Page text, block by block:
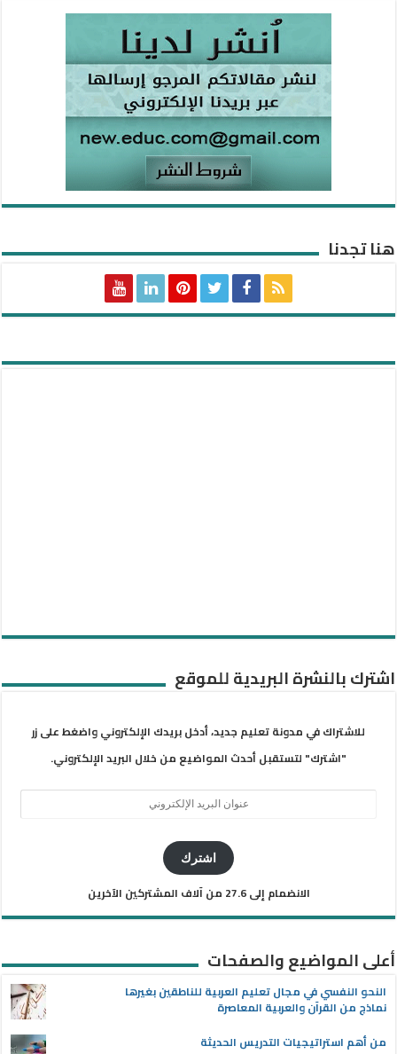
هنا تجدنا
اشترك بالنشرة البريدية للموقع
للاشتراك في مدونة تعليم جديد، أدخل بريدك الإلكتروني واضغط على زر
"اشترك" لتستقبل أحدث المواضيع من خلال البريد الإلكتروني.
اشترك
الانضمام إلى 27.6 من آلاف المشتركين الآخرين
أعلى المواضيع والصفحات
النحو النفسي في مجال تعليم العربية للناطقين بغيرها
نماذج من القرآن والعربية المعاصرة
من أهم استراتيجيات التدريس الحديثة